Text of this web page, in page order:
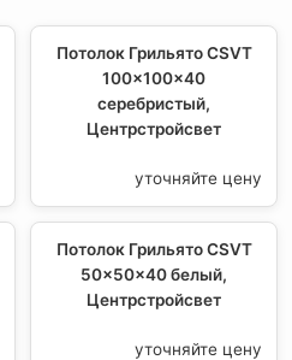
Потолок Грильято CSVT
100x100x40
серебристый,
Центрстройсвет
уточняйте цену
Потолок Грильято CSVT
50x50x40 белый,
Центрстройсвет
уточняйте цену